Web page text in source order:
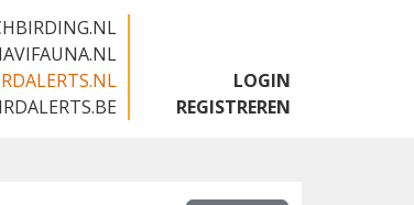
LOGIN
REGISTREREN